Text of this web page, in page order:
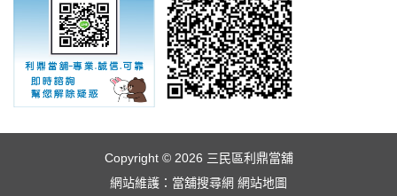
Copyright © 2026 三民區利鼎當舖
網站維護： 當舖搜尋網 網站地圖